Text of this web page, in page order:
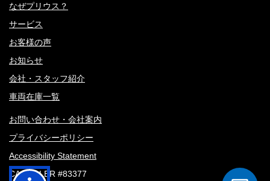
なぜプリウス？
サービス
お客様の声
お知らせ
会社・スタッフ紹介
車両在庫一覧
お問い合わせ・会社案内
プライバシーポリシー
Accessibility Statement
CA DEALER #83377